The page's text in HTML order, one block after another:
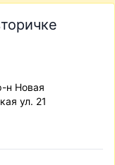
время и
н Новая
ул. 21